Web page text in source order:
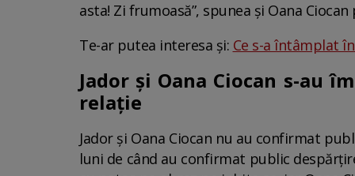
asta! Zi frumoasă”, spunea și Oana
Te-ar putea interesa și: Ce s-a întâmplat
Jador și Oana Ciocan s-au
relație
Jador și Oana Ciocan nu au confirmat
luni de când au confirmat public